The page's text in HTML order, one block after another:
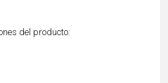
del producto: